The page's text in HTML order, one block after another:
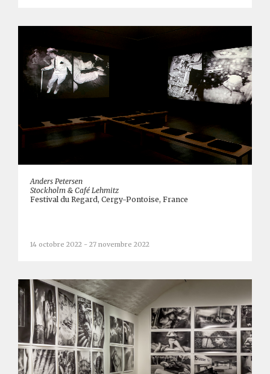
Anders Petersen
Stockholm & Café Lehmitz
Festival du Regard, Cergy-Pontoise, France
14 octobre 2022 - 27 novembre 2022